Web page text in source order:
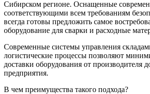
Сибирском регионе. Оснащенные
соответствующими всем требованиям
всегда готовы предложить самое
оборудование для сварки и расходные
Современные системы управления
логистические процессы позволяют
доставки оборудования от производителя
предприятия.
В чем преимущества такого подхода?